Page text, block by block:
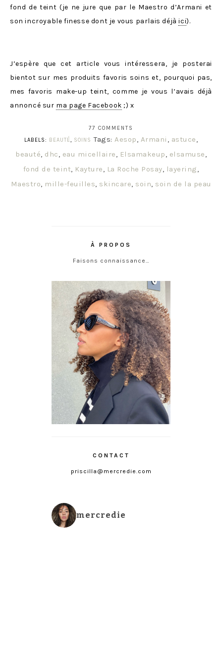
fond de teint (je ne jure que par le Maestro d’Armani et
son incroyable finesse dont je vous parlais déjàici).
J’espère que cet article vous intéressera, je posterai
bientot sur mes produits favoris soins et, pourquoi pas,
mes favoris make-up teint, comme je vous l’avais déjà
annoncé sur ma page Facebook ;) x
77 COMMENTS
LABELS: BEAUTÉ, SOINS Tags: Aesop, Armani , astuce,
beauté, dhc, eau micellaire, Elsamakeup, elsamuse,
fond de teint, Kayture, La Roche Posay, layering,
Maestro, mille-feuilles, skincare, soin, soin de la peau
À PROPOS
Faisons connaissance…
CONTACT
priscilla@mercredie.com
mercredie